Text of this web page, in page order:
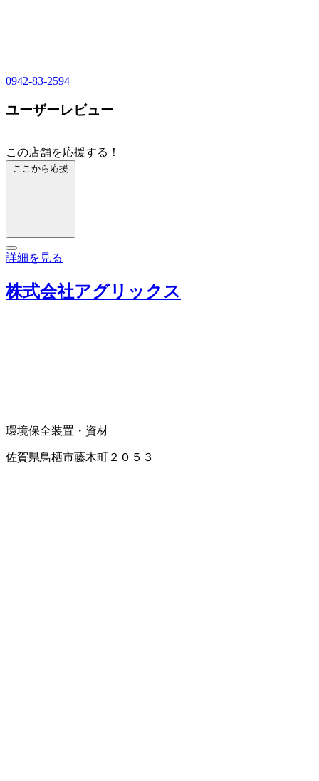
0942-83-2594
ユーザーレビュー
この店舗を応援する！
ここから応援
詳細を見る
株式会社アグリックス
環境保全装置・資材
佐賀県鳥栖市藤木町２０５３